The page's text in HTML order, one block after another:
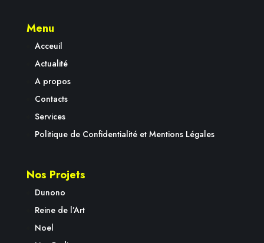
Menu
Acceuil
Actualité
A propos
Contacts
Services
Politique de Confidentialité et Mentions Légales
Nos Projets
Dunono
Reine de l’Art
Noel